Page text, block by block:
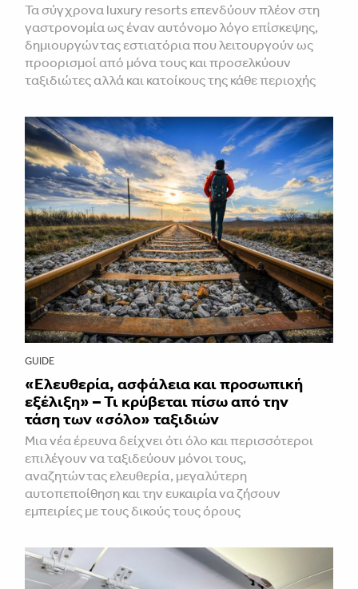
Τα σύγχρονα luxury resorts επενδύουν πλέον στη
γαστρονομία ως έναν αυτόνομο λόγο επίσκεψης,
δημιουργώντας εστιατόρια που λειτουργούν ως
προορισμοί από μόνα τους και προσελκύουν
ταξιδιώτες αλλά και κατοίκους της κάθε περιοχής
GUIDE
«Ελευθερία, ασφάλεια και προσωπική
εξέλιξη» – Τι κρύβεται πίσω από την
τάση των «σόλο» ταξιδιών
Μια νέα έρευνα δείχνει ότι όλο και περισσότεροι
επιλέγουν να ταξιδεύουν μόνοι τους,
αναζητώντας ελευθερία, μεγαλύτερη
αυτοπεποίθηση και την ευκαιρία να ζήσουν
εμπειρίες με τους δικούς τους όρους